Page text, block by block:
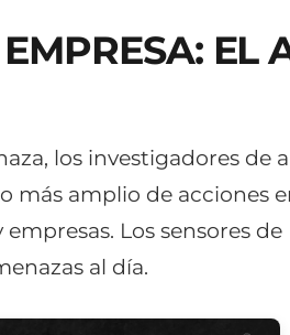
EL
los investigadores de
más amplio de acciones
Los sensores de
al día.